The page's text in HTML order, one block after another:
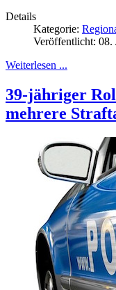
Details
Kategorie:
Veröffentlicht: 08.
Weiterlesen ...
39-jähriger
mehrere